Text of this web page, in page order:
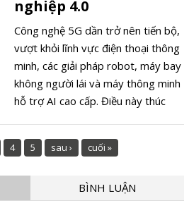
nghiệp 4.0
Công nghệ 5G dần trở nên tiến bộ,
vượt khỏi lĩnh vực điện thoại thông
minh, các giải pháp robot, máy bay
không người lái và máy thông minh
hỗ trợ AI cao cấp. Điều này thúc
năng suất, thông minh và tiên tiến
hơn với hiệu quả làm việc tối đa.
4 5 sau › cuối »
BÌNH LUẬN